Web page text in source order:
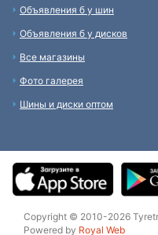
Объявления б у шин
Объявления б у дисков
Все магазины
Фото галерея
Шины и диски оптом
Copyright © 2010-2026
Powered by Royal Web